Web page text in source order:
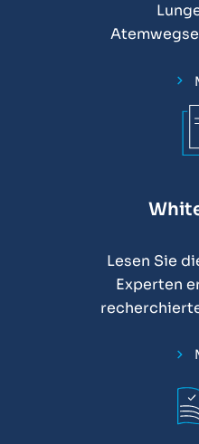
Lesen Sie
Experten